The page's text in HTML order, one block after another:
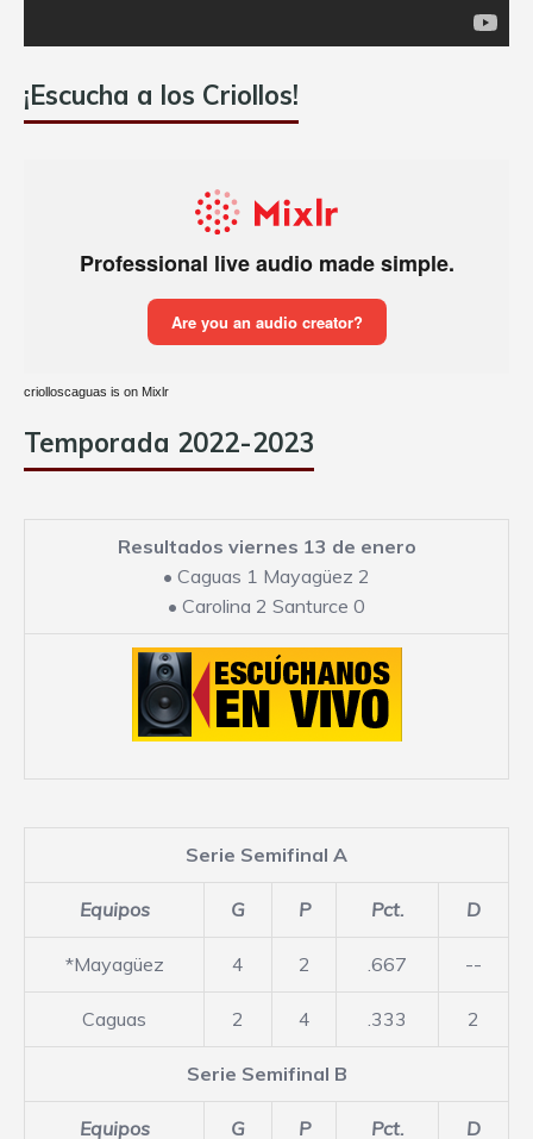
¡Escucha a los Criollos!
criolloscaguas is on Mixlr
Temporada 2022-2023
Resultados viernes 13 de enero
• Caguas 1 Mayagüez 2
• Carolina 2 Santurce 0
Serie Semifinal A
Equipos G P Pct. D
*Mayagüez 4 2 .667 --
Caguas 2 4 .333 2
Serie Semifinal B
Equipos G P Pct. D